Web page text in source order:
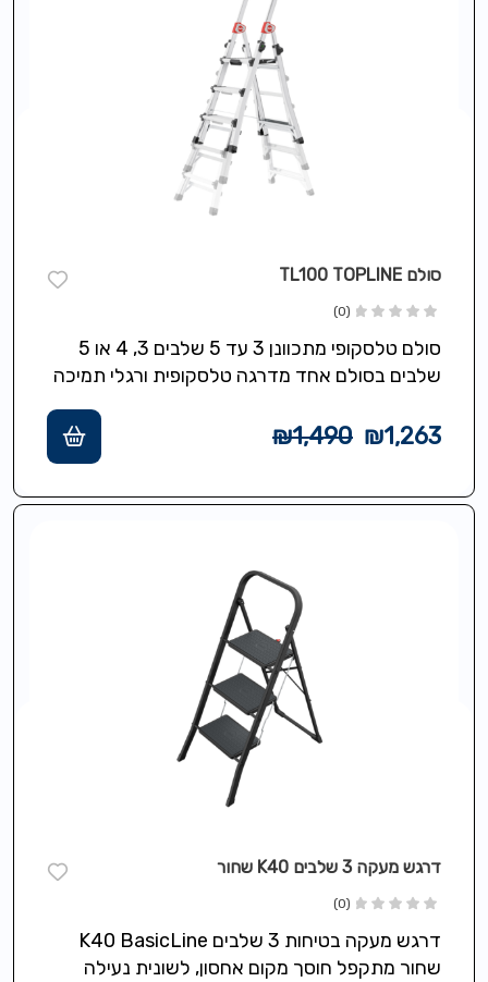
סולם TL100 TOPLINE
(0)
סולם טלסקופי מתכוונן 3 עד 5 שלבים 3, 4 או 5
שלבים בסולם אחד מדרגה טלסקופית ורגלי תמיכה
₪1,490 ₪1,263
דרגש מעקה 3 שלבים K40 שחור
(0)
דרגש מעקה בטיחות 3 שלבים K40 BasicLine
שחור מתקפל חוסך מקום אחסון, לשונית נעילה